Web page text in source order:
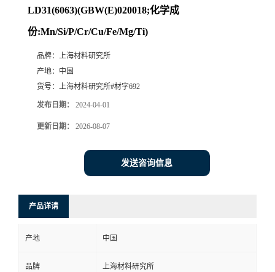
LD31(6063)(GBW(E)020018;化学成
份:Mn/Si/P/Cr/Cu/Fe/Mg/Ti)
品牌： 上海材料研究所
产地： 中国
货号： 上海材料研究所#材字692
发布日期： 2024-04-01
更新日期： 2026-08-07
发送咨询信息
产品详请
产地 中国
品牌 上海材料研究所